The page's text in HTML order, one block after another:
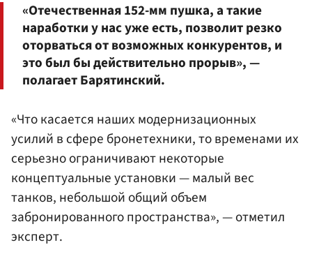
«Отечественная 152-мм пушка, а такие
наработки у нас уже есть, позволит резко
оторваться от возможных конкурентов, и
это был бы действительно прорыв», —
полагает Барятинский.
«Что касается наших модернизационных
усилий в сфере бронетехники, то временами их
серьезно ограничивают некоторые
концептуальные установки — малый вес
танков, небольшой общий объем
забронированного пространства», — отметил
эксперт.